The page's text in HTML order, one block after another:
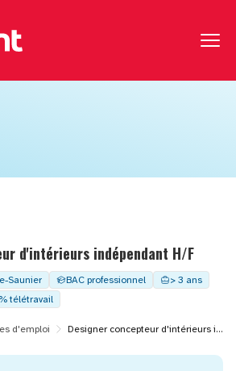
d'intérieurs indépendant H/F
Saunier BAC professionnel
> 3 ans
télétravail
d'emploi Designer concepteur d'intérieurs indépendant H/F